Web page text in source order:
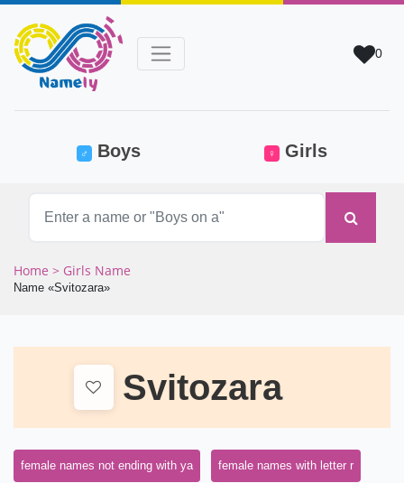
0
♂ Boys(current) ♀ Girls
Home > Girls Name
Name «Svitozara»
Svitozara
female names not ending with ya female names with letter r